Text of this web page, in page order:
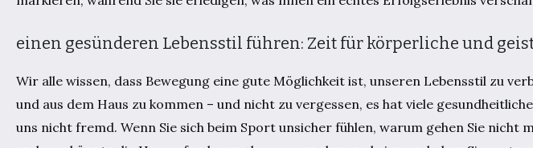
einen gesünderen Lebensstil führen: Zeit für körperliche und
Wir alle wissen, dass Bewegung eine gute Möglichkeit ist, unseren Lebensstil zu
und aus dem Haus zu kommen – und nicht zu vergessen, es hat viele
uns nicht fremd. Wenn Sie sich beim Sport unsicher fühlen, warum gehen Sie nicht